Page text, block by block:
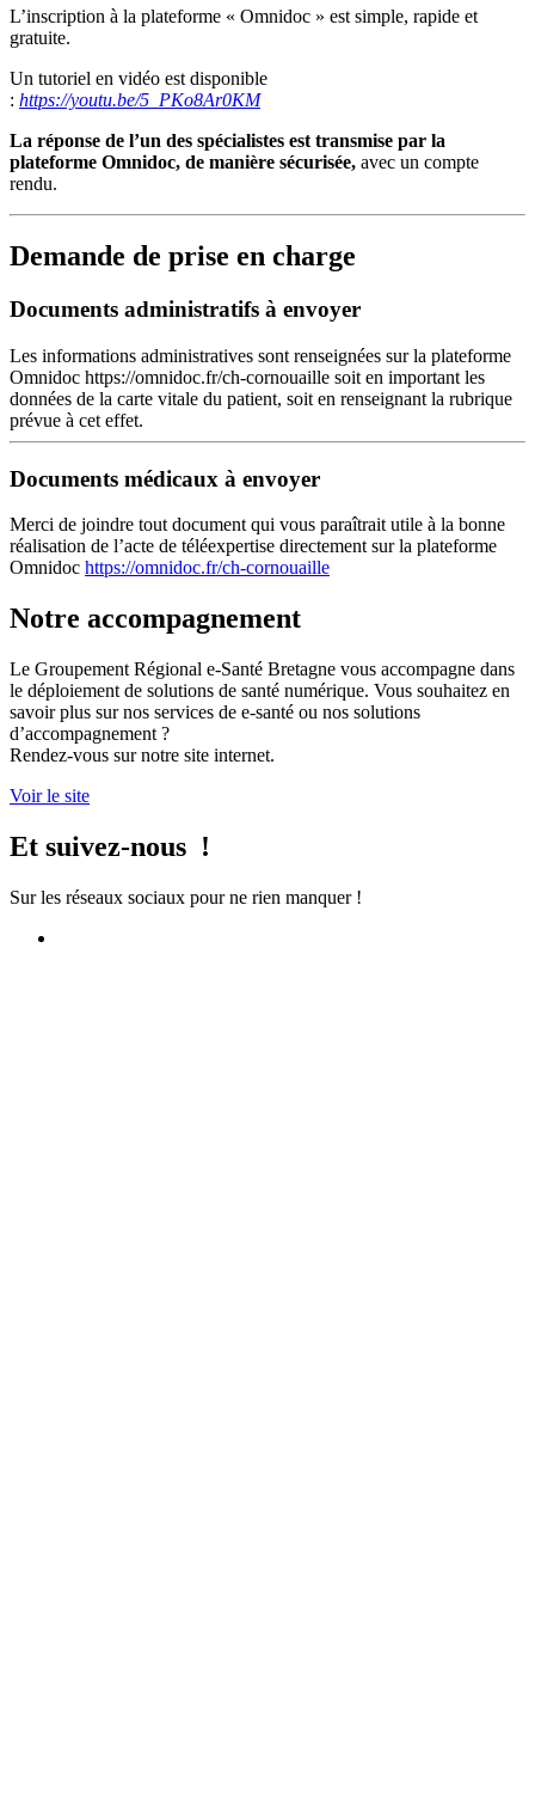
L’inscription à la plateforme « Omnidoc » est simple, rapide et
gratuite.
Un tutoriel en vidéo est disponible
: https://youtu.be/5_PKo8Ar0KM
La réponse de l’un des spécialistes est transmise par la
plateforme Omnidoc, de manière sécurisée, avec un compte
rendu.
Demande de prise en charge
Documents administratifs à envoyer
Les informations administratives sont renseignées sur la plateforme
Omnidoc https://omnidoc.fr/ch-cornouaille soit en important les
données de la carte vitale du patient, soit en renseignant la rubrique
prévue à cet effet.
Documents médicaux à envoyer
Merci de joindre tout document qui vous paraîtrait utile à la bonne
réalisation de l’acte de téléexpertise directement sur la plateforme
Omnidoc https://omnidoc.fr/ch-cornouaille
Notre accompagnement
Le Groupement Régional e-Santé Bretagne vous accompagne dans
le déploiement de solutions de santé numérique. Vous souhaitez en
savoir plus sur nos services de e-santé ou nos solutions
d’accompagnement ?
Rendez-vous sur notre site internet.
Voir le site
Et suivez-nous !
Sur les réseaux sociaux pour ne rien manquer !